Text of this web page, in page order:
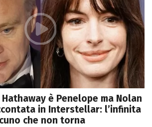
è Penelope ma Nolan
in Interstellar: l’infinita
che non torna